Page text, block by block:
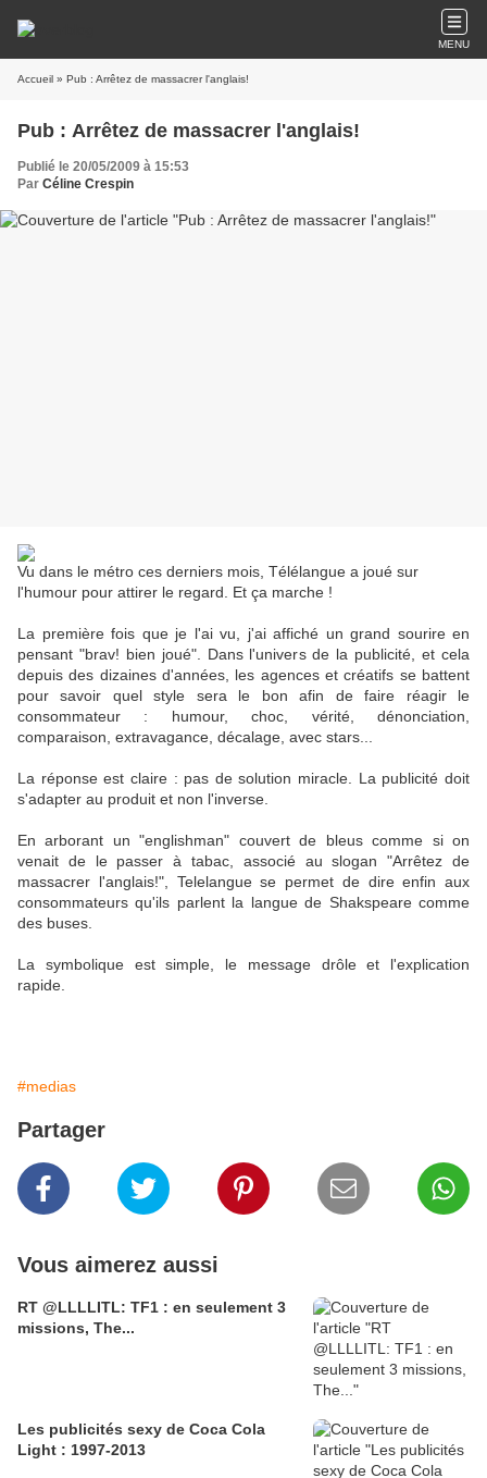
MENU
Accueil » Pub : Arrêtez de massacrer l'anglais!
Pub : Arrêtez de massacrer l'anglais!
Publié le 20/05/2009 à 15:53
Par Céline Crespin
Vu dans le métro ces derniers mois, Télélangue a joué sur
l'humour pour attirer le regard. Et ça marche !
La première fois que je l'ai vu, j'ai affiché un grand sourire en
pensant "brav! bien joué". Dans l'univers de la publicité, et cela
depuis des dizaines d'années, les agences et créatifs se battent
pour savoir quel style sera le bon afin de faire réagir le
consommateur : humour, choc, vérité, dénonciation,
comparaison, extravagance, décalage, avec stars...
La réponse est claire : pas de solution miracle. La publicité doit
s'adapter au produit et non l'inverse.
En arborant un "englishman" couvert de bleus comme si on
venait de le passer à tabac, associé au slogan "Arrêtez de
massacrer l'anglais!", Telelangue se permet de dire enfin aux
consommateurs qu'ils parlent la langue de Shakspeare comme
des buses.
La symbolique est simple, le message drôle et l'explication
rapide.
#medias
Partager
Vous aimerez aussi
RT @LLLLITL: TF1 : en seulement 3
missions, The...
Les publicités sexy de Coca Cola
Light : 1997-2013